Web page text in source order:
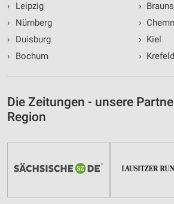
›
Leipzig
›
Nürnberg
›
Duisburg
›
Bochum
›
›
› Kiel
› Krefeld
Die Zeitungen - unsere
Region